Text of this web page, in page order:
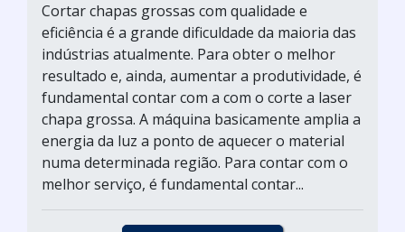
Cortar chapas grossas com qualidade e
eficiência é a grande dificuldade da maioria das
indústrias atualmente. Para obter o melhor
resultado e, ainda, aumentar a produtividade, é
fundamental contar com a com o corte a laser
chapa grossa. A máquina basicamente amplia a
energia da luz a ponto de aquecer o material
numa determinada região. Para contar com o
melhor serviço, é fundamental contar...